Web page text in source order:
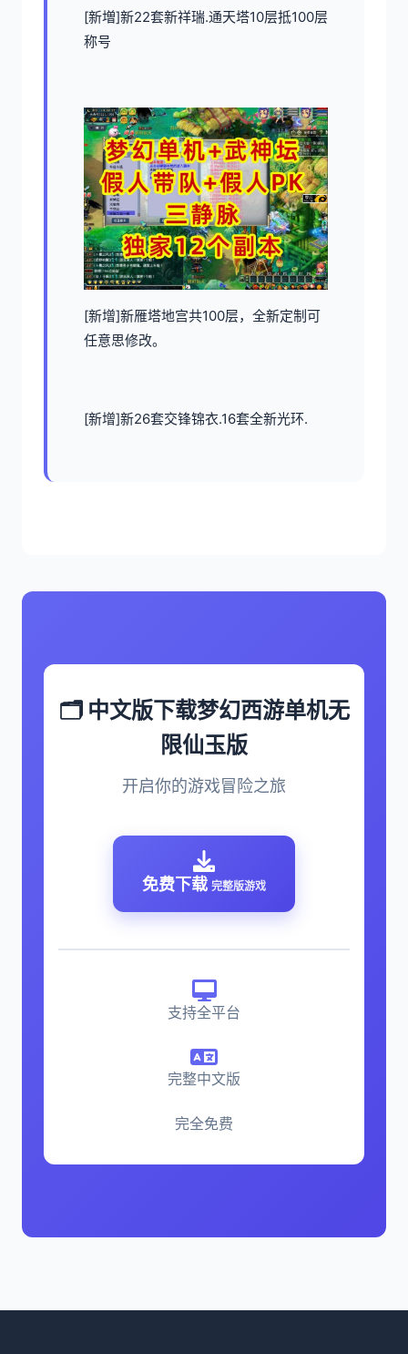
[新増]新22套新祥瑞.通天塔10层抵100层
称号
[新增]新雁塔地宫共100层，全新定制可
任意思修改。
[新增]新26套交锋锦衣.16套全新光环.
🗂️ 中文版下载梦幻西游单机无
限仙玉版
开启你的游戏冒险之旅
免费下载 完整版游戏
支持全平台
完整中文版
完全免费